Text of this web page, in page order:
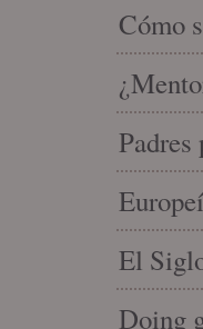
Cómo
Padres
El
Doing